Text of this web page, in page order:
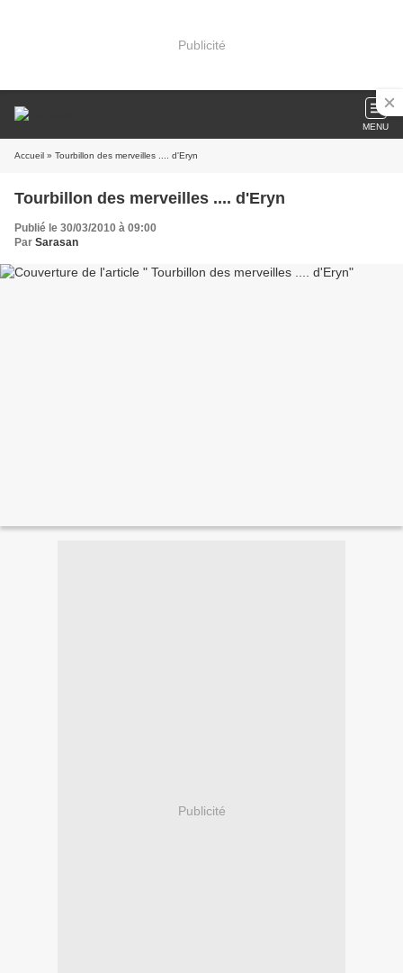
Publicité
MENU
Accueil » Tourbillon des merveilles .... d'Eryn
Tourbillon des merveilles .... d'Eryn
Publié le 30/03/2010 à 09:00
Par Sarasan
Publicité